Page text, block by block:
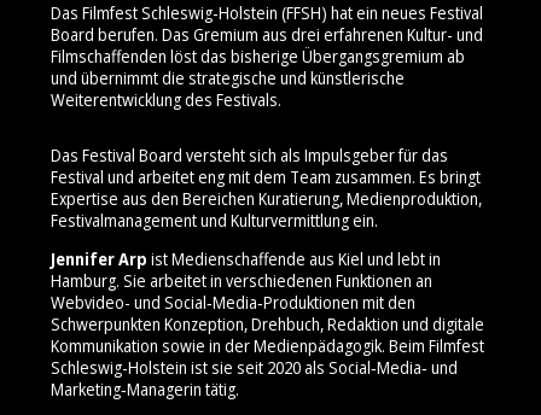
Das Filmfest Schleswig-Holstein (FFSH) hat ein neues Festival
Board berufen. Das Gremium aus drei erfahrenen Kultur- und
Filmschaffenden löst das bisherige Übergangsgremium ab
und übernimmt die strategische und künstlerische
Weiterentwicklung des Festivals.
Das Festival Board versteht sich als Impulsgeber für das
Festival und arbeitet eng mit dem Team zusammen. Es bringt
Expertise aus den Bereichen Kuratierung, Medienproduktion,
Festivalmanagement und Kulturvermittlung ein.
Jennifer Arp ist Medienschaffende aus Kiel und lebt in
Hamburg. Sie arbeitet in verschiedenen Funktionen an
Webvideo- und Social‑Media‑Produktionen mit den
Schwerpunkten Konzeption, Drehbuch, Redaktion und digitale
Kommunikation sowie in der Medienpädagogik. Beim Filmfest
Schleswig-Holstein ist sie seit 2020 als Social‑Media‑ und
Marketing‑Managerin tätig.